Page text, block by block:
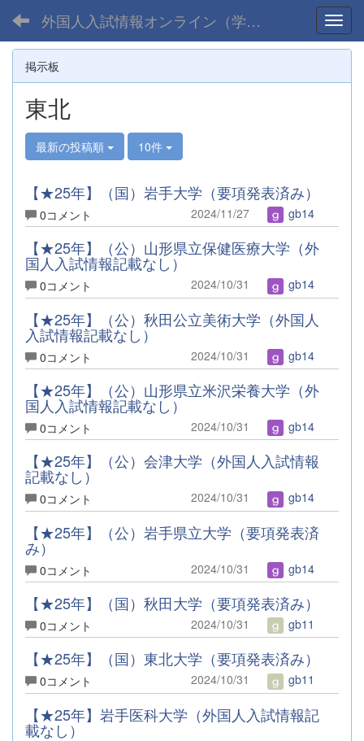
外国人入試情報オンライン（学部）
掲示板
東北
最新の投稿順 10件
【★25年】（国）岩手大学（要項発表済み）
0コメント 2024/11/27 gb14
【★25年】（公）山形県立保健医療大学（外
国人入試情報記載なし）
0コメント 2024/10/31 gb14
【★25年】（公）秋田公立美術大学（外国人
入試情報記載なし）
0コメント 2024/10/31 gb14
【★25年】（公）山形県立米沢栄養大学（外
国人入試情報記載なし）
0コメント 2024/10/31 gb14
【★25年】（公）会津大学（外国人入試情報
記載なし）
0コメント 2024/10/31 gb14
【★25年】（公）岩手県立大学（要項発表済
み）
0コメント 2024/10/31 gb14
【★25年】（国）秋田大学（要項発表済み）
0コメント 2024/10/31 gb11
【★25年】（国）東北大学（要項発表済み）
0コメント 2024/10/31 gb11
【★25年】岩手医科大学（外国人入試情報記
載なし）